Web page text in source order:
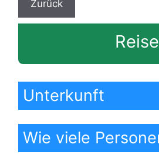
Unterkunft
Wie viele